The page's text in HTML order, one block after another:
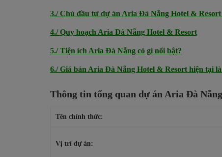
3./ Chủ đầu tư dự án Aria Đà Nẵng Hotel & Resort
4./ Quy hoạch Aria Đà Nẵng Hotel & Resort
5./ Tiện ích Aria Đà Nẵng có gì nổi bật?
6./ Giá bán Aria Đà Nẵng Hotel & Resort hiện tại
Thông tin tổng quan dự án Aria Đà
Tên chính thức:
Vị trí dự án: